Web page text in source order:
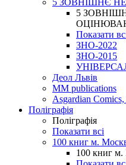
5 ЗОВНІШНЄ
5
Показати
ЗНО-2022
ЗНО-2015
Деол Львів
MM publications
Asgardian
Поліграфія
Поліграфія
Показати всі
100 книг м.
100 книг м.